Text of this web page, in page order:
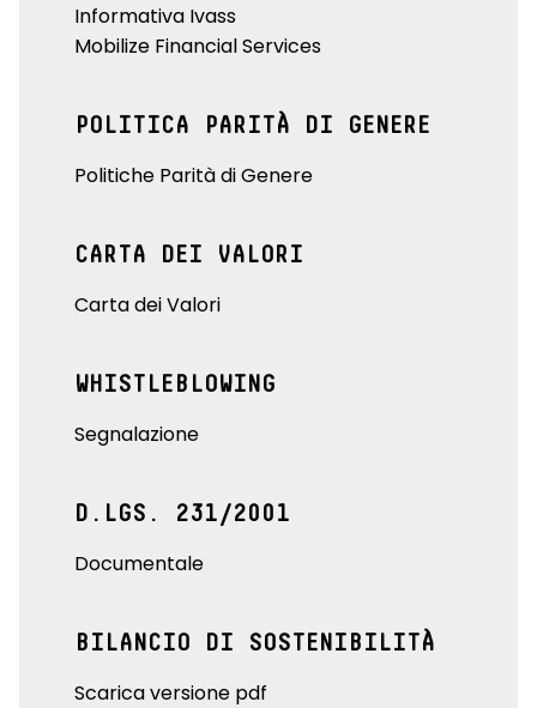
Informativa Ivass
Mobilize Financial Services
POLITICA PARITÀ DI GENERE
Politiche Parità di Genere
CARTA DEI VALORI
Carta dei Valori
WHISTLEBLOWING
Segnalazione
D.LGS. 231/2001
Documentale
BILANCIO DI SOSTENIBILITÀ
Scarica versione pdf